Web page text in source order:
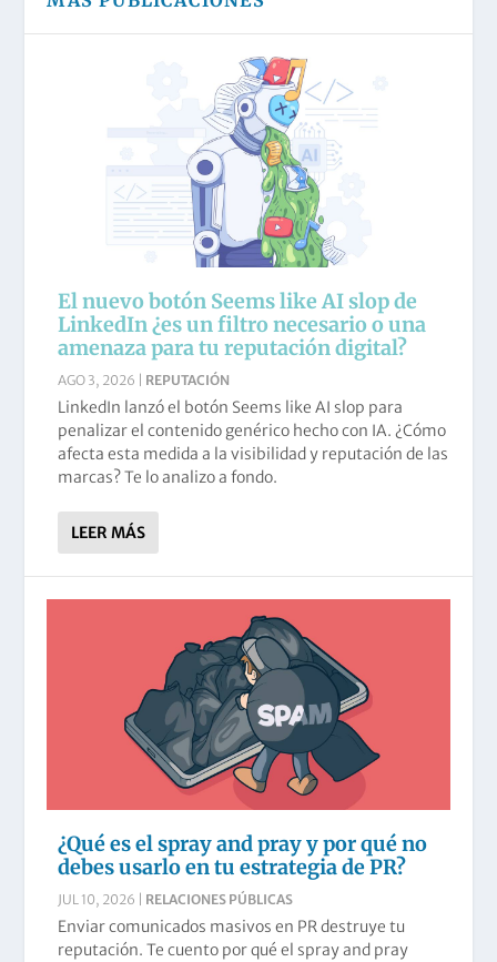
¿Qué es el spray and pray y por qué no debes
usarlo en tu estrategia de PR?
El Efecto Streisand en relaciones públicas:
cuando censurar destruye tu reputación
¿Por qué los premios de pago dañan más tu
reputación de lo que la construyen?
Antichecklist: 10 errores al enviar notas de
prensa que debes evitar en 2026
El nuevo botón Seems like AI slop de
LinkedIn ¿es un filtro necesario o una
amenaza para tu reputación digital?
AGO 3, 2026 REPUTACIÓN
LinkedIn lanzó el botón Seems like AI slop para
penalizar el contenido genérico hecho con IA. ¿Cómo
afecta esta medida a la visibilidad y reputación de las
marcas? Te lo analizo a fondo.
LEER MÁS
¿Qué es el spray and pray y por qué no
debes usarlo en tu estrategia de PR?
JUL 10, 2026 RELACIONES PÚBLICAS
Enviar comunicados masivos en PR destruye tu
reputación. Te cuento por qué el spray and pray